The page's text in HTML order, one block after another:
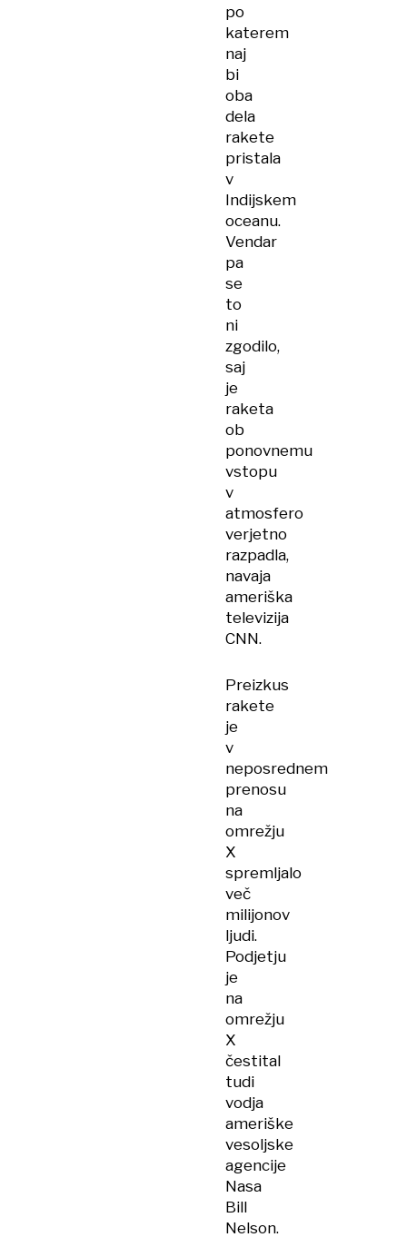
po
katerem
naj
bi
oba
dela
rakete
pristala
v
Indijskem
oceanu.
Vendar
pa
se
to
ni
zgodilo,
saj
je
raketa
ob
ponovnemu
vstopu
v
atmosfero
verjetno
razpadla,
navaja
ameriška
televizija
CNN.
Preizkus
rakete
je
v
neposrednem
prenosu
na
omrežju
X
spremljalo
več
milijonov
ljudi.
Podjetju
je
na
omrežju
X
čestital
tudi
vodja
ameriške
vesoljske
agencije
Nasa
Bill
Nelson.